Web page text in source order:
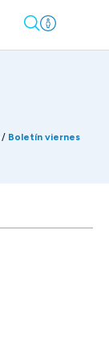
/ Boletín viernes